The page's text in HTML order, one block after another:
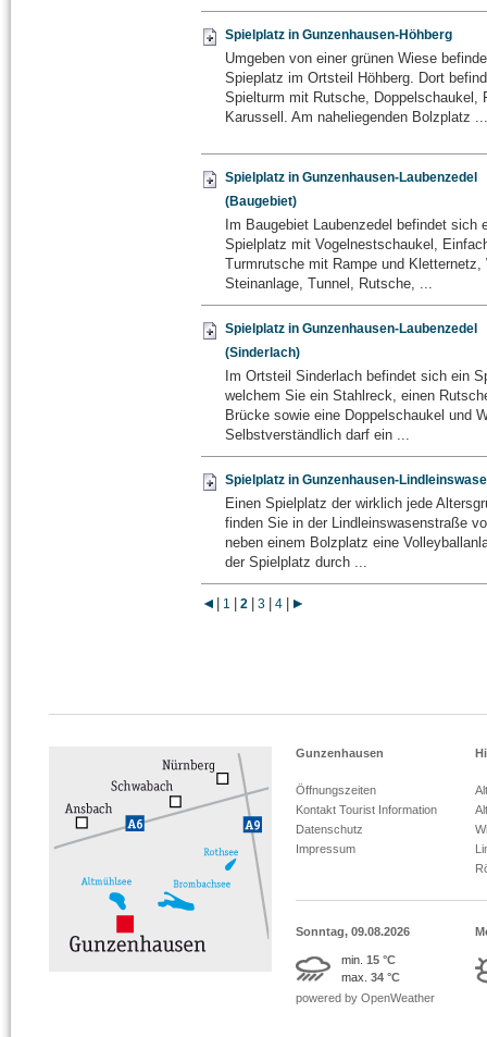
Spielplatz in Gunzenhausen-Höhberg
Umgeben von einer grünen Wiese
Spieplatz im Ortsteil Höhberg. Dort
Spielturm mit Rutsche, Doppelschaukel,
Karussell. Am naheliegenden Bolzplatz ...
Spielplatz in Gunzenhausen-Laubenzedel
(Baugebiet)
Im Baugebiet Laubenzedel befindet sich
Spielplatz mit Vogelnestschaukel,
Turmrutsche mit Rampe und Kletternetz,
Steinanlage, Tunnel, Rutsche, ...
Spielplatz in Gunzenhausen-Laubenzedel
(Sinderlach)
Im Ortsteil Sinderlach befindet sich ein
welchem Sie ein Stahlreck, einen
Brücke sowie eine Doppelschaukel und
Selbstverständlich darf ein ...
Spielplatz in Gunzenhausen-
Einen Spielplatz der wirklich jede
finden Sie in der Lindleinswasenstraße
neben einem Bolzplatz eine
der Spielplatz durch ...
1 2 3 4
Gunzenhausen
Öffnungszeiten
Kontakt Tourist Information
Datenschutz
Impressum
Sonntag, 09.08.2026
min. 15 °C
max. 34 °C
powered by OpenWeather